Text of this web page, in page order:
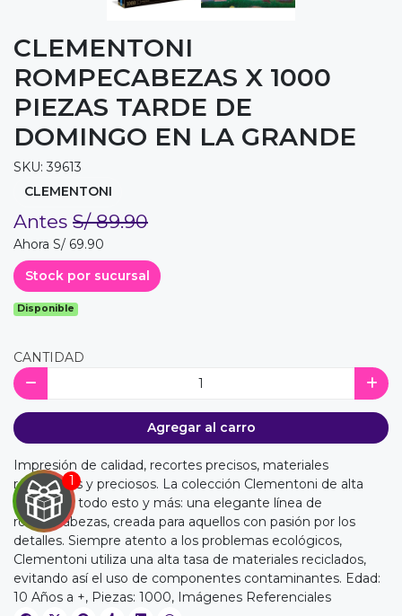
CLEMENTONI
ROMPECABEZAS X 1000
PIEZAS TARDE DE
DOMINGO EN LA GRANDE
SKU: 39613
CLEMENTONI
Antes S/ 89.90
Ahora S/ 69.90
Stock por sucursal
Disponible
CANTIDAD
Agregar al carro
Impresión de calidad, recortes precisos, materiales
resistentes y preciosos. La colección Clementoni de alta
calidad es todo esto y más: una elegante línea de
rompecabezas, creada para aquellos con pasión por los
detalles. Siempre atento a los problemas ecológicos,
Clementoni utiliza una alta tasa de materiales reciclados,
evitando así el uso de componentes contaminantes. Edad:
10 Años a +, Piezas: 1000, Imágenes Referenciales